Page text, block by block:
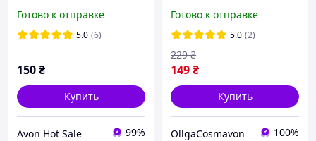
экстрактом ромашки от
Avon
Готово к отправке
5.0 (6)
150₴
Купить
Avon Hot Sale 99%
женской интимной
гигиены. Без
ароматизаторов 250 мл
Готово к отправке
5.0 (2)
149₴
229 ₴
Купить
OllgaCosmavon 100%